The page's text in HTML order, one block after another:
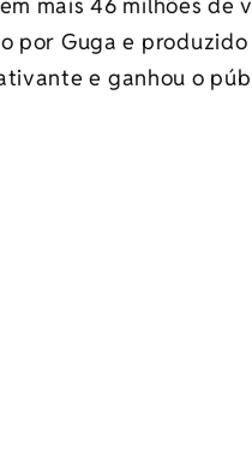
mais 46 milhões de
por Guga e
e ganhou o